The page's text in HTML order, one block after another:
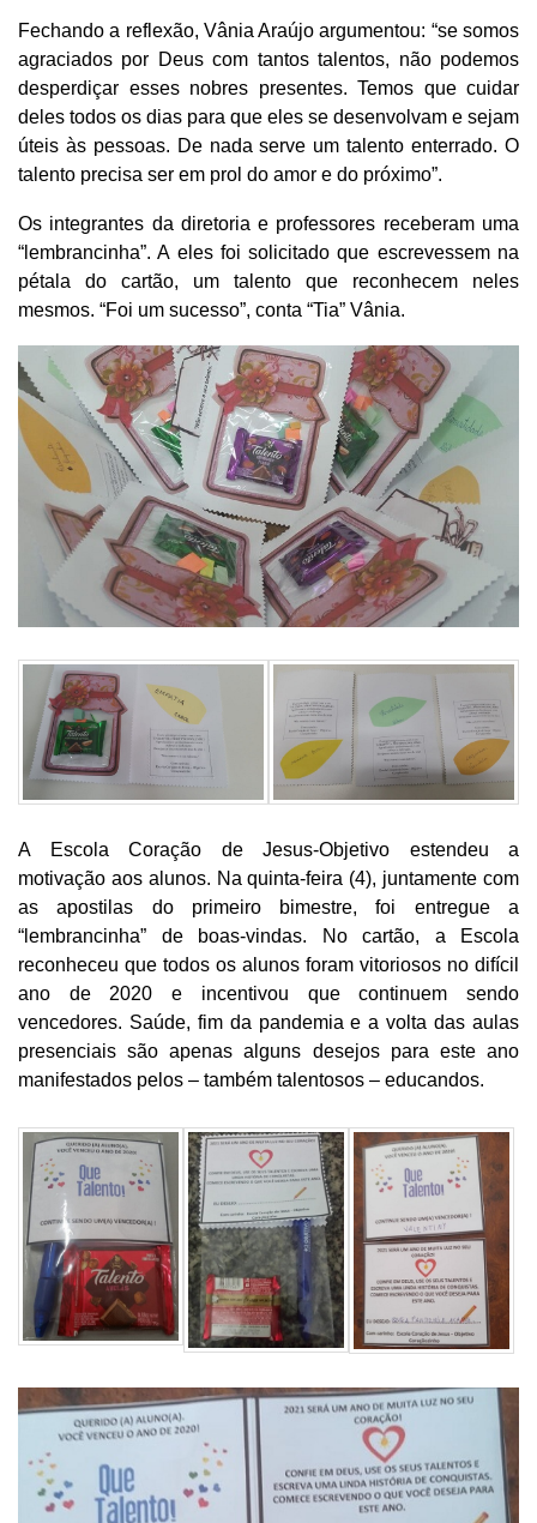
Fechando a reflexão, Vânia Araújo argumentou: “se somos
agraciados por Deus com tantos talentos, não podemos
desperdiçar esses nobres presentes. Temos que cuidar
deles todos os dias para que eles se desenvolvam e sejam
úteis às pessoas. De nada serve um talento enterrado. O
talento precisa ser em prol do amor e do próximo”.
Os integrantes da diretoria e professores receberam uma
“lembrancinha”. A eles foi solicitado que escrevessem na
pétala do cartão, um talento que reconhecem neles
mesmos. “Foi um sucesso”, conta “Tia” Vânia.
A Escola Coração de Jesus-Objetivo estendeu a
motivação aos alunos. Na quinta-feira (4), juntamente com
as apostilas do primeiro bimestre, foi entregue a
“lembrancinha” de boas-vindas. No cartão, a Escola
reconheceu que todos os alunos foram vitoriosos no difícil
ano de 2020 e incentivou que continuem sendo
vencedores. Saúde, fim da pandemia e a volta das aulas
presenciais são apenas alguns desejos para este ano
manifestados pelos – também talentosos – educandos.